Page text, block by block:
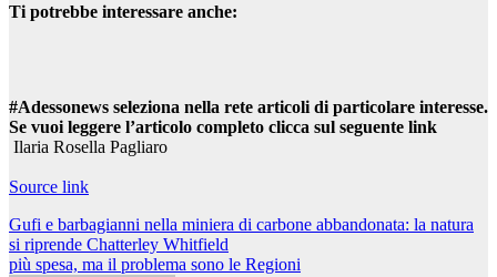
Ti potrebbe interessare anche:
#Adessonews seleziona nella rete articoli di particolare interesse.
Se vuoi leggere l’articolo completo clicca sul seguente link
Ilaria Rosella Pagliaro
Source link
Navigazione
articoli
Gufi e barbagianni nella miniera di carbone abbandonata: la natura
si riprende Chatterley Whitfield
più spesa, ma il problema sono le Regioni